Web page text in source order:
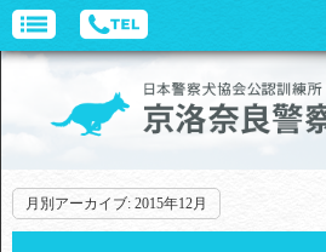
月別アーカイブ: 2015年12月